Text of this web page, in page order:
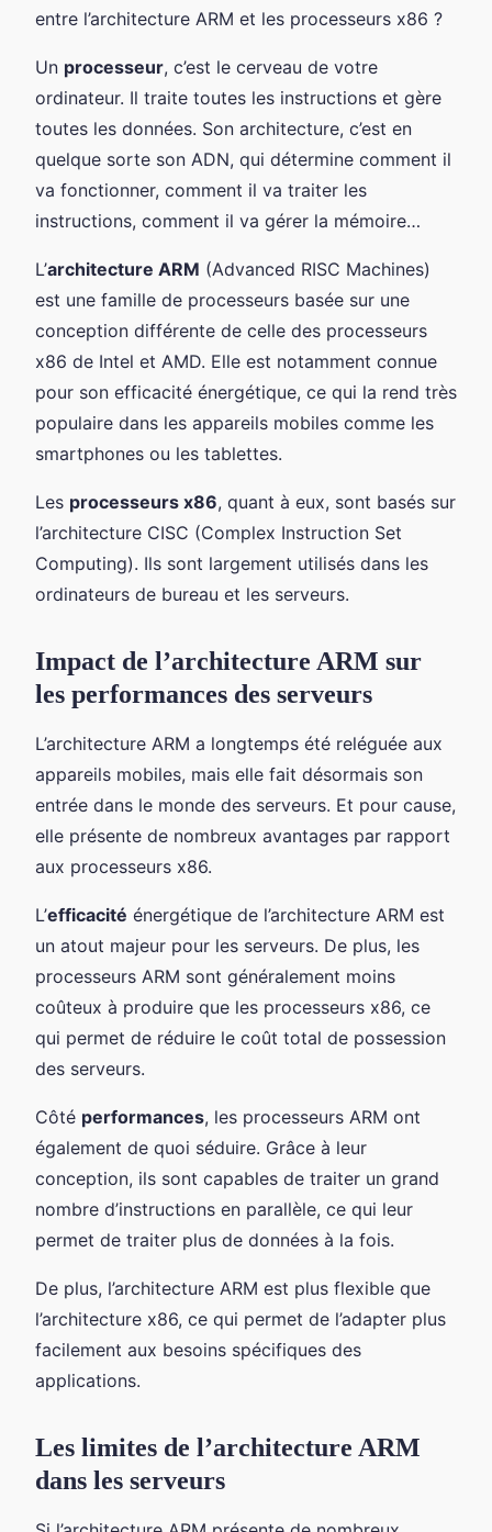
entre l’architecture ARM et les processeurs x86 ?
Un processeur, c’est le cerveau de votre
ordinateur. Il traite toutes les instructions et gère
toutes les données. Son architecture, c’est en
quelque sorte son ADN, qui détermine comment il
va fonctionner, comment il va traiter les
instructions, comment il va gérer la mémoire…
L’architecture ARM (Advanced RISC Machines)
est une famille de processeurs basée sur une
conception différente de celle des processeurs
x86 de Intel et AMD. Elle est notamment connue
pour son efficacité énergétique, ce qui la rend très
populaire dans les appareils mobiles comme les
smartphones ou les tablettes.
Les processeurs x86, quant à eux, sont basés sur
l’architecture CISC (Complex Instruction Set
Computing). Ils sont largement utilisés dans les
ordinateurs de bureau et les serveurs.
Impact de l’architecture ARM sur
les performances des serveurs
L’architecture ARM a longtemps été reléguée aux
appareils mobiles, mais elle fait désormais son
entrée dans le monde des serveurs. Et pour cause,
elle présente de nombreux avantages par rapport
aux processeurs x86.
L’efficacité énergétique de l’architecture ARM est
un atout majeur pour les serveurs. De plus, les
processeurs ARM sont généralement moins
coûteux à produire que les processeurs x86, ce
qui permet de réduire le coût total de possession
des serveurs.
Côté performances, les processeurs ARM ont
également de quoi séduire. Grâce à leur
conception, ils sont capables de traiter un grand
nombre d’instructions en parallèle, ce qui leur
permet de traiter plus de données à la fois.
De plus, l’architecture ARM est plus flexible que
l’architecture x86, ce qui permet de l’adapter plus
facilement aux besoins spécifiques des
applications.
Les limites de l’architecture ARM
dans les serveurs